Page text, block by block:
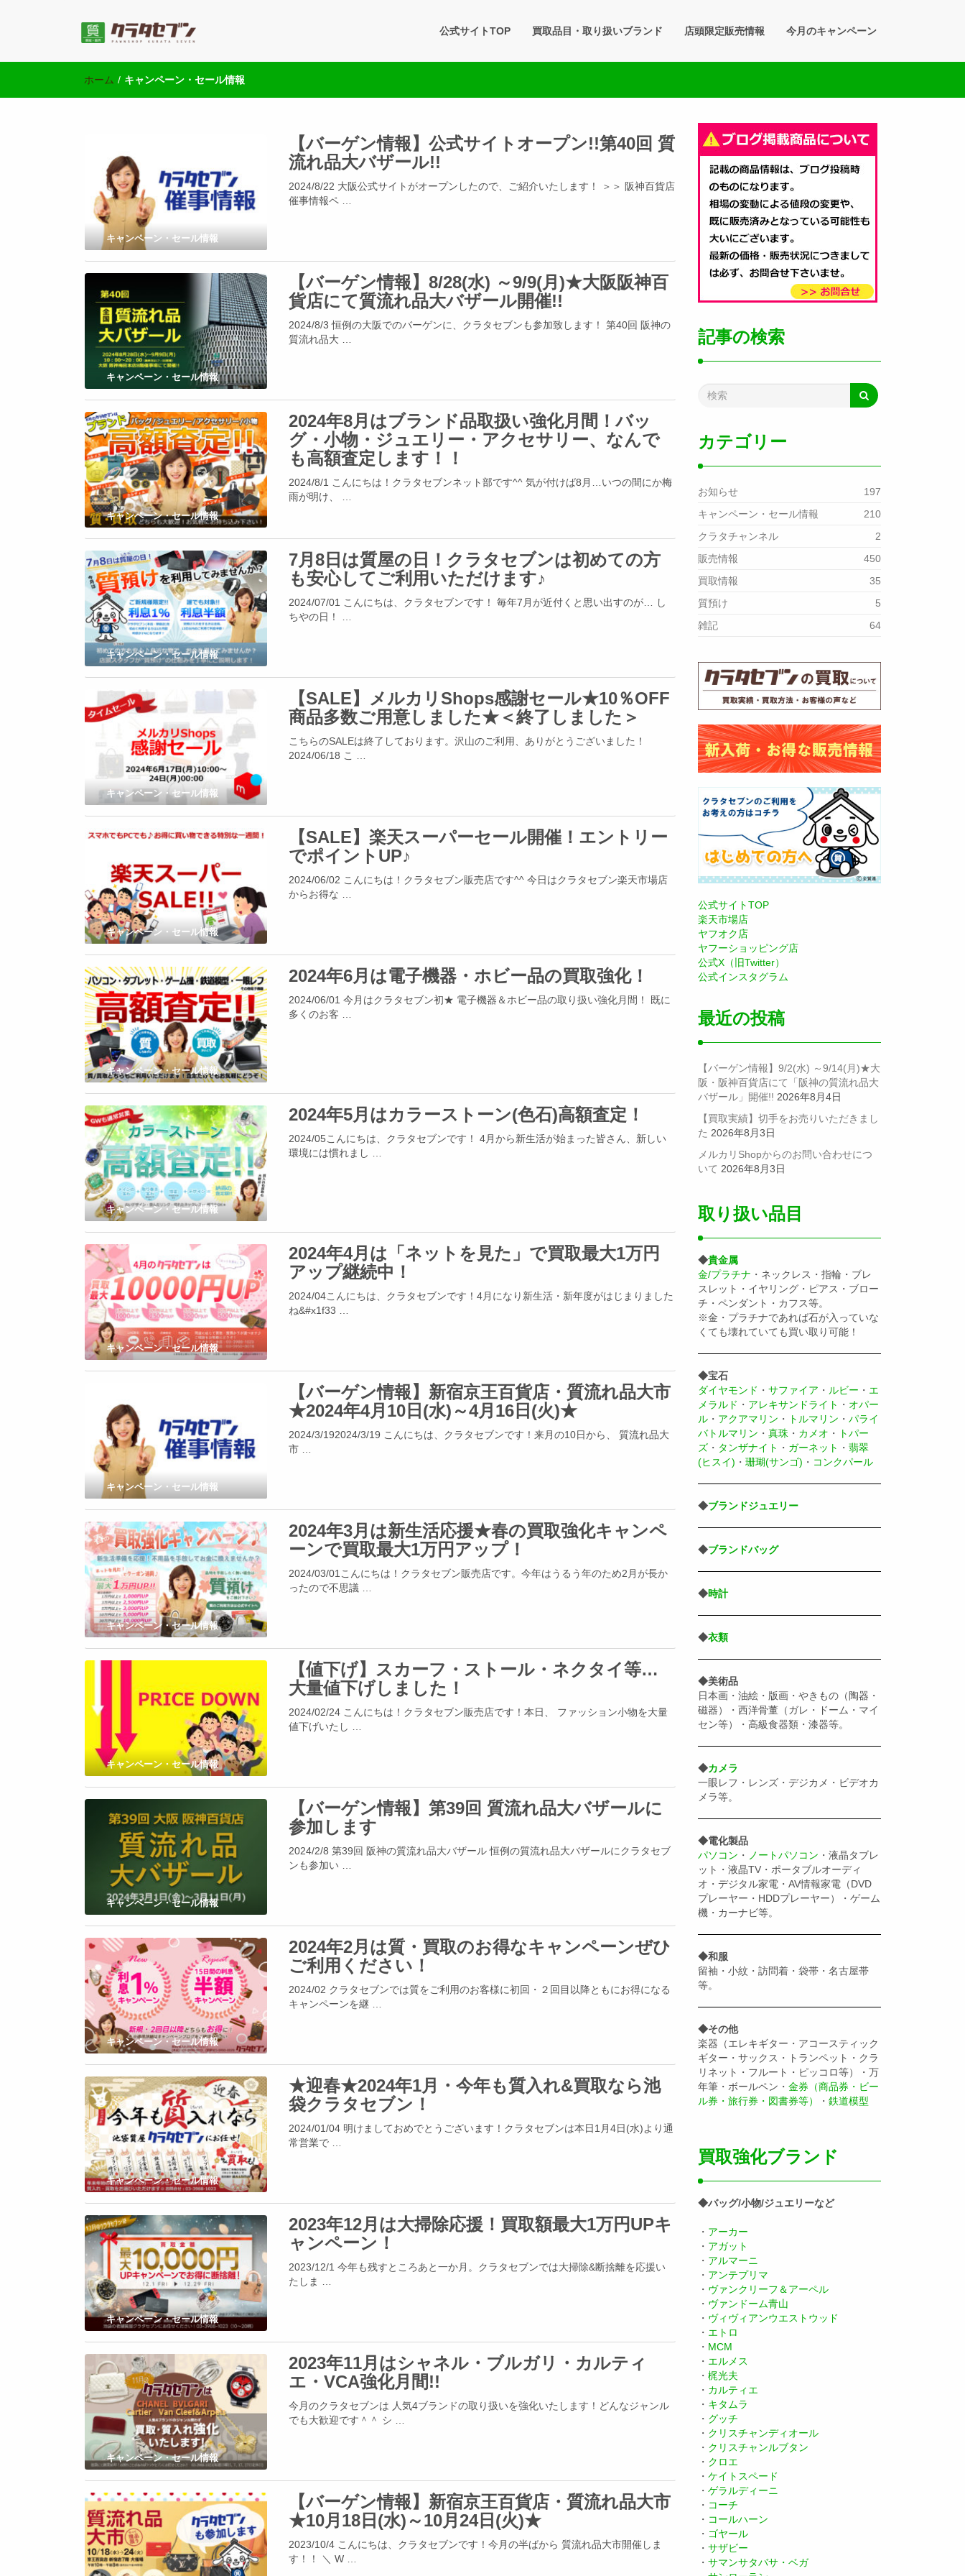
池袋西口にて2店舗営業中のクラタセブン公式ブログです。買取実績・販売商品情報や雑記をお届けします。
公式サイトTOP 買取品目・取り扱いブランド 店頭限定販売情報 今月のキャンペーン
ホーム / キャンペーン・セール情報
キャンペーン・セール情報
【バーゲン情報】公式サイトオープン!!第40回 質
流れ品大バザール!!
2024/8/22 大阪公式サイトがオープンしたので、ご紹介いたします！ ＞＞ 阪神百貨店
催事情報ペ …
キャンペーン・セール情報
【バーゲン情報】8/28(水) ～9/9(月)★大阪阪神百
貨店にて質流れ品大バザール開催!!
2024/8/3 恒例の大阪でのバーゲンに、クラタセブンも参加致します！ 第40回 阪神の
質流れ品大 …
キャンペーン・セール情報
2024年8月はブランド品取扱い強化月間！バッ
グ・小物・ジュエリー・アクセサリー、なんで
も高額査定します！！
2024/8/1 こんにちは！クラタセブンネット部です^^ 気が付けば8月…いつの間にか梅
雨が明け、 …
キャンペーン・セール情報
7月8日は質屋の日！クラタセブンは初めての方
も安心してご利用いただけます♪
2024/07/01 こんにちは、クラタセブンです！ 毎年7月が近付くと思い出すのが… し
ちやの日！ …
キャンペーン・セール情報
【SALE】メルカリShops感謝セール★10％OFF
商品多数ご用意しました★＜終了しました＞
こちらのSALEは終了しております。沢山のご利用、ありがとうございました！
2024/06/18 こ …
キャンペーン・セール情報
【SALE】楽天スーパーセール開催！エントリー
でポイントUP♪
2024/06/02 こんにちは！クラタセブン販売店です^^ 今日はクラタセブン楽天市場店
からお得な …
キャンペーン・セール情報
2024年6月は電子機器・ホビー品の買取強化！
2024/06/01 今月はクラタセブン初★ 電子機器＆ホビー品の取り扱い強化月間！ 既に
多くのお客 …
キャンペーン・セール情報
2024年5月はカラーストーン(色石)高額査定！
2024/05こんにちは、クラタセブンです！ 4月から新生活が始まった皆さん、新しい
環境には慣れまし …
キャンペーン・セール情報
2024年4月は「ネットを見た」で買取最大1万円
アップ継続中！
2024/04こんにちは、クラタセブンです！4月になり新生活・新年度がはじまりました
ね&#x1f33 …
キャンペーン・セール情報
【バーゲン情報】新宿京王百貨店・質流れ品大市
★2024年4月10日(水)～4月16日(火)★
2024/3/192024/3/19 こんにちは、クラタセブンです！来月の10日から、 質流れ品大
市 …
キャンペーン・セール情報
2024年3月は新生活応援★春の買取強化キャンペ
ーンで買取最大1万円アップ！
2024/03/01こんにちは！クラタセブン販売店です。今年はうるう年のため2月が長か
ったので不思議 …
キャンペーン・セール情報
【値下げ】スカーフ・ストール・ネクタイ等…
大量値下げしました！
2024/02/24 こんにちは！クラタセブン販売店です！本日、 ファッション小物を大量
値下げいたし …
キャンペーン・セール情報
【バーゲン情報】第39回 質流れ品大バザールに
参加します
2024/2/8 第39回 阪神の質流れ品大バザール 恒例の質流れ品大バザールにクラタセブ
ンも参加い …
キャンペーン・セール情報
2024年2月は質・買取のお得なキャンペーンぜひ
ご利用ください！
2024/02 クラタセブンでは質をご利用のお客様に初回・２回目以降ともにお得になる
キャンペーンを継 …
キャンペーン・セール情報
★迎春★2024年1月・今年も質入れ&買取なら池
袋クラタセブン！
2024/01/04 明けましておめでとうございます！クラタセブンは本日1月4日(水)より通
常営業で …
キャンペーン・セール情報
2023年12月は大掃除応援！買取額最大1万円UPキ
ャンペーン！
2023/12/1 今年も残すところあと一か月。クラタセブンでは大掃除&断捨離を応援い
たしま …
キャンペーン・セール情報
2023年11月はシャネル・ブルガリ・カルティ
エ・VCA強化月間!!
今月のクラタセブンは 人気4ブランドの取り扱いを強化いたします！どんなジャンル
でも大歓迎です＾＾ シ …
【バーゲン情報】新宿京王百貨店・質流れ品大市
★10月18日(水)～10月24日(火)★
2023/10/4 こんにちは、クラタセブンです！今月の半ばから 質流れ品大市開催しま
す！！ ＼ W …
記事の検索
カテゴリー
お知らせ
197
キャンペーン・セール情報
210
クラタチャンネル
2
販売情報
450
買取情報
35
質預け
5
雑記
64
公式サイトTOP
楽天市場店
ヤフオク店
ヤフーショッピング店
公式X（旧Twitter）
公式インスタグラム
最近の投稿
【バーゲン情報】9/2(水) ～9/14(月)★大
阪・阪神百貨店にて「阪神の質流れ品大
バザール」開催!! 2026年8月4日
【買取実績】切手をお売りいただきまし
た 2026年8月3日
メルカリShopからのお問い合わせにつ
いて 2026年8月3日
取り扱い品目
◆貴金属
金/プラチナ ・ネックレス・指輪・ブレ
スレット・イヤリング・ピアス・ブロー
チ・ペンダント・カフス等。
※金・プラチナであれば石が入っていな
くても壊れていても買い取り可能！
◆宝石
ダイヤモンド ・ サファイア ・ ルビー ・ エ
メラルド ・ アレキサンドライト ・ オパー
ル ・ アクアマリン ・ トルマリン ・ パライ
バトルマリン ・ 真珠 ・ カメオ ・
トパー
ズ ・ タンザナイト ・ ガーネット ・ 翡翠
(ヒスイ) ・ 珊瑚(サンゴ) ・ コンクパール
◆ブランドジュエリー
◆ブランドバッグ
◆時計
◆衣類
◆美術品
日本画・油絵・版画・やきもの（陶器・
磁器）・西洋骨董（ガレ・ドーム・マイ
セン等）・高級食器類・漆器等。
◆カメラ
一眼レフ・レンズ・デジカメ・ビデオカ
メラ等。
◆電化製品
パソコン ・ ノートパソコン ・液晶タブレ
ット・液晶TV・ポータブルオーディ
オ・デジタル家電・AV情報家電（DVD
プレーヤー・HDDプレーヤー）・ゲーム
機・カーナビ等。
◆和服
留袖・小紋・訪問着・袋帯・名古屋帯
等。
◆その他
楽器（エレキギター・アコースティック
ギター・サックス・トランペット・クラ
リネット・フルート・ピッコロ等）・万
年筆・ボールペン・ 金券（商品券・ビー
ル券・旅行券・図書券等）
・ 鉄道模型
買取強化ブランド
◆バッグ/小物/ジュエリーなど
・ アーカー
・ アガット
・ アルマーニ
・ アンテプリマ
・ ヴァンクリーフ＆アーペル
・ ヴァンドーム青山
・ ヴィヴィアンウエストウッド
・ エトロ
・ MCM
・ エルメス
・ 梶光夫
・ カルティエ
・ キタムラ
・ グッチ
・ クリスチャンディオール
・ クリスチャンルブタン
・ クロエ
・ ケイトスペード
・ ゲラルディーニ
・ コーチ
・ コールハーン
・ ゴヤール
・ サザビー
・ サマンサタバサ・ベガ